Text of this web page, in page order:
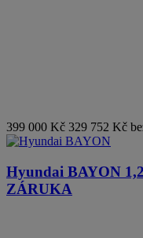
399 000 Kč 329 752 Kč
Hyundai BAYON
ZÁRUKA